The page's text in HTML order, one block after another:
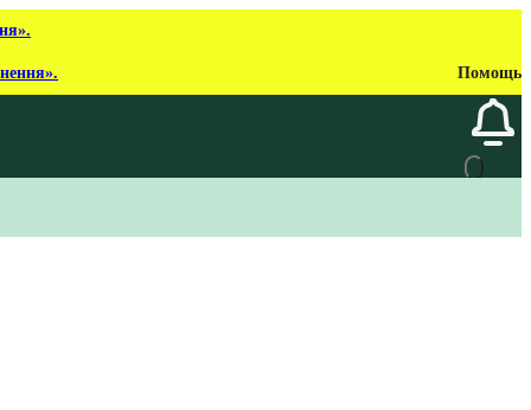
Помощь